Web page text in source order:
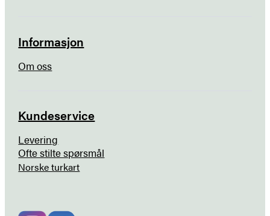
Informasjon
Om oss
Kundeservice
Levering
Ofte stilte spørsmål
Norske turkart